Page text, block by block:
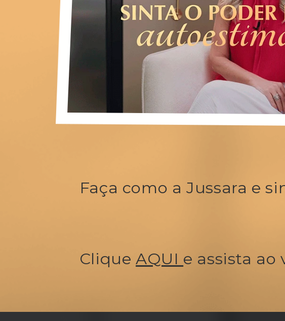
Faça como a Jussara e
CliqueAQUI e assista ao